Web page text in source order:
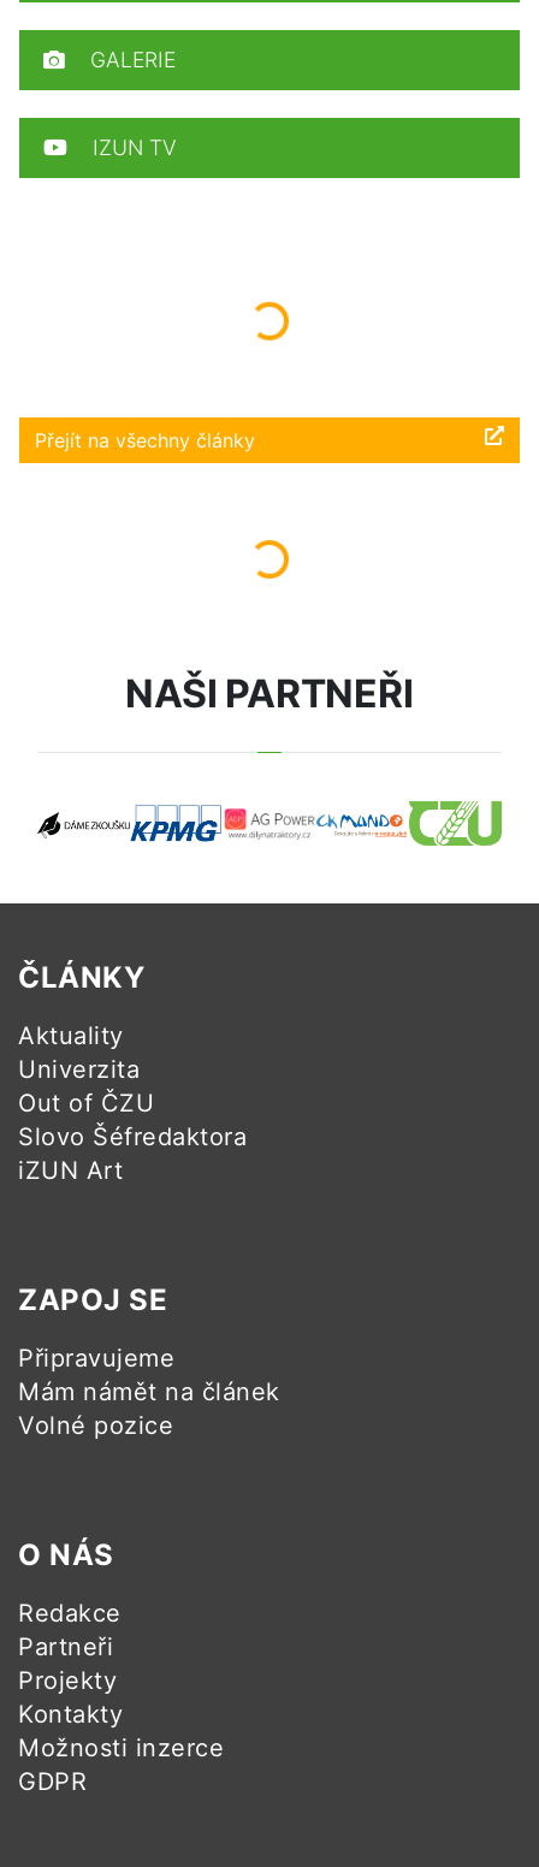
Načítám...
Přejít na všechny články
Načítám...
GALERIE
IZUN TV
NAŠI PARTNEŘI
ČLÁNKY
Aktuality
Univerzita
Out of ČZU
Slovo Šéfredaktora
iZUN Art
ZAPOJ SE
Připravujeme
Mám námět na článek
Volné pozice
O NÁS
Redakce
Partneři
Projekty
Kontakty
Možnosti inzerce
GDPR